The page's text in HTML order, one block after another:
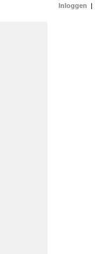
Inloggen |